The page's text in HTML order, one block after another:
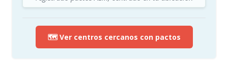
🗺️ Ver centros cercanos con pactos